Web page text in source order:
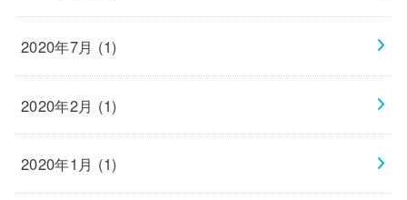
2020年7月 (1)
2020年2月 (1)
2020年1月 (1)